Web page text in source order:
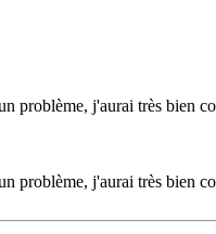
problème, j'aurai très bien
problème, j'aurai très bien